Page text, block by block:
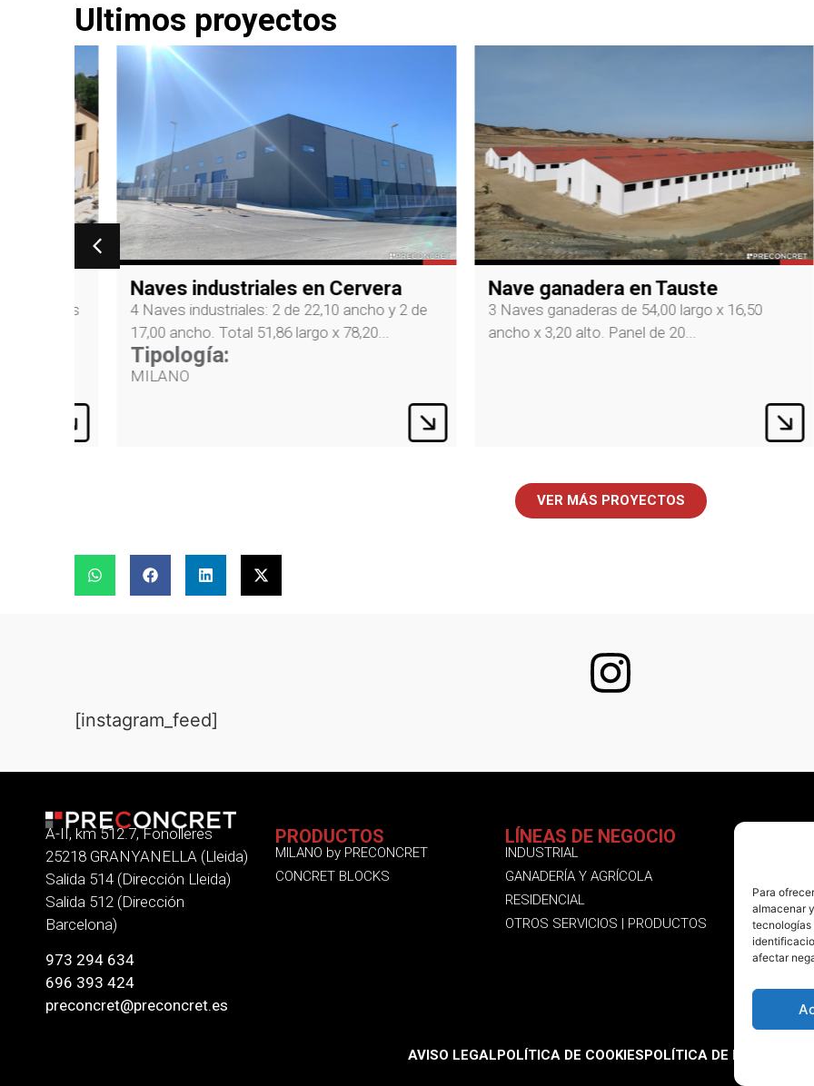
Para
almacenar
tecnologías
afectar
Ultimos proyectos
Naves industriales en Cervera
4 Naves industriales: 2 de 22,10 ancho y 2 de
17,00 ancho. Total 51,86 largo x 78,20...
Tipología:
MILANO
Nave ganadera en Tauste
3 Naves ganaderas de 54,00 largo x 16,50
ancho x 3,20 alto. Panel de 20...
VER MÁS PROYECTOS
[instagram_feed]
A-II, km 512.7, Fonolleres
25218 GRANYANELLA (Lleida)
Salida 514 (Dirección Lleida)
Salida 512 (Dirección
Barcelona)
973 294 634
696 393 424
preconcret@preconcret.es
PRODUCTOS
MILANO by PRECONCRET
CONCRET BLOCKS
LÍNEAS DE NEGOCIO
INDUSTRIAL
GANADERÍA Y AGRÍCOLA
RESIDENCIAL
OTROS SERVICIOS | PRODUCTOS
SÍGUENOS
AVISO LEGALPOLÍTICA DE COOKIESPOLÍTICA DE PRIVACIDAD